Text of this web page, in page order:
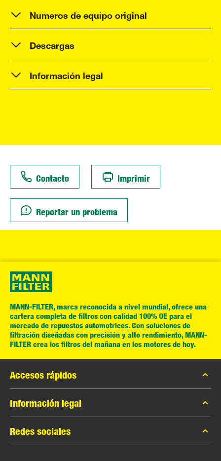
Numeros de equipo original
Descargas
Información legal
Contacto Imprimir
Reportar un problema
MANN-FILTER, marca reconocida a nivel mundial, ofrece una
cartera completa de filtros con calidad 100% OE para el
mercado de repuestos automotrices. Con soluciones de
filtración diseñadas con precisión y alto rendimiento, MANN-
FILTER crea los filtros del mañana en los motores de hoy.
Accesos rápidos
Catálogo MANN-FILTER
Contacto
Información legal
Privacidad de datos
Aviso legal
Redes sociales